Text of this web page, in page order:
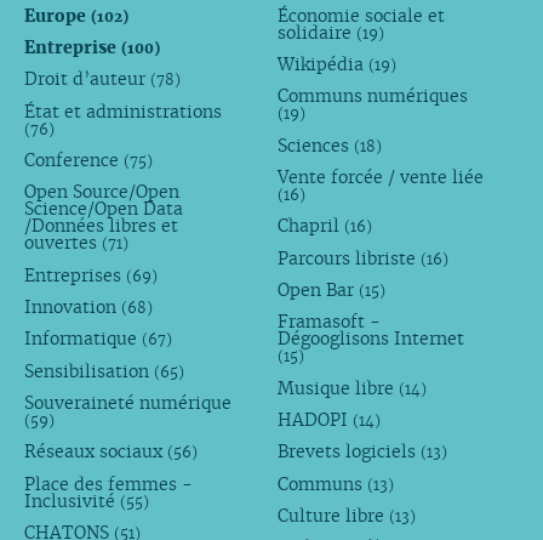
Europe (102)
Entreprise (100)
Droit d’auteur (78)
État et administrations
(76)
Conference (75)
Open Source/Open
Science/Open Data
/Données libres et
ouvertes (71)
Entreprises (69)
Innovation (68)
Informatique (67)
Sensibilisation (65)
Souveraineté numérique
(59)
Réseaux sociaux (56)
Place des femmes -
Inclusivité (55)
CHATONS (51)
Économie sociale et
solidaire (19)
Wikipédia (19)
Communs numériques
(19)
Sciences (18)
Vente forcée / vente liée
(16)
Chapril (16)
Parcours libriste (16)
Open Bar (15)
Framasoft -
Dégooglisons Internet
(15)
Musique libre (14)
HADOPI (14)
Brevets logiciels (13)
Communs (13)
Culture libre (13)